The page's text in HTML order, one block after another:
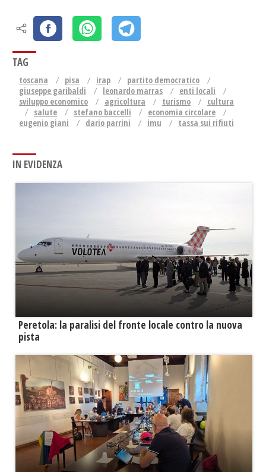
TAG
toscana pisa irap
partito democratico
giuseppe garibaldi
leonardo marras
enti locali
sviluppo economico
agricoltura turismo
cultura
salute
stefano baccelli
economia circolare
eugenio giani
dario parrini imu tassa sui rifiuti
IN EVIDENZA
Peretola: la paralisi del fronte locale contro la nuova
pista